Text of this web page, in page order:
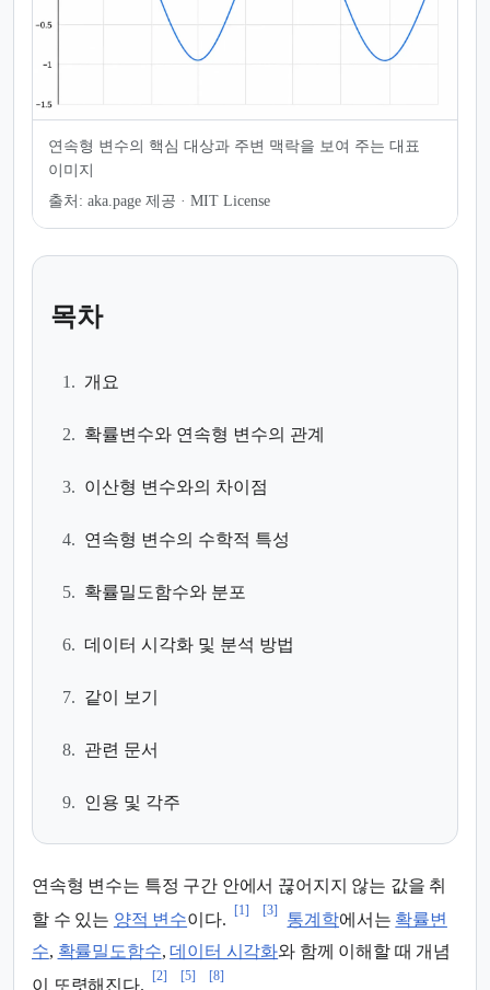
연속형 변수의 핵심 대상과 주변 맥락을 보여 주는 대표
이미지
출처: aka.page 제공 · MIT License
목차
1. 개요
2. 확률변수와 연속형 변수의 관계
3. 이산형 변수와의 차이점
4. 연속형 변수의 수학적 특성
5. 확률밀도함수와 분포
6. 데이터 시각화 및 분석 방법
7. 같이 보기
8. 관련 문서
9. 인용 및 각주
연속형 변수는 특정 구간 안에서 끊어지지 않는 값을 취
할 수 있는 양적 변수이다.
[1] [3]
통계학에서는 확률변
수, 확률밀도함수,데이터 시각화와 함께 이해할 때 개념
이 또렷해진다.
[2] [5] [8]